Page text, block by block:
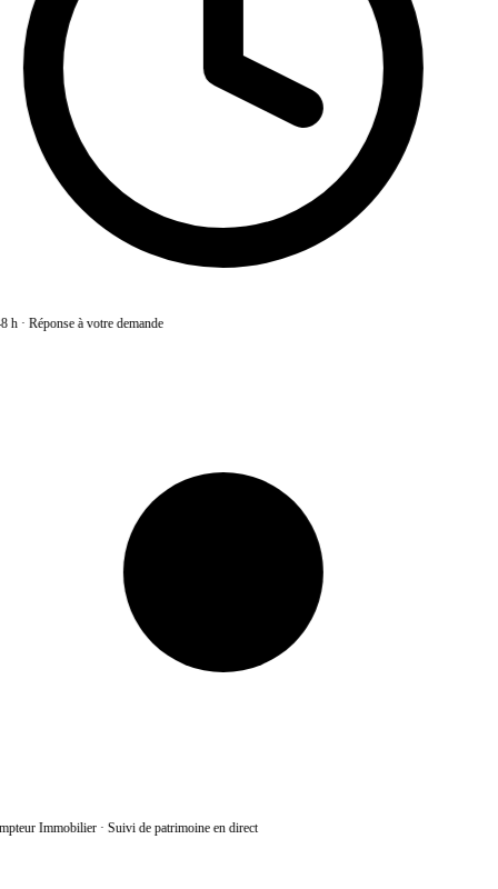
h·Réponse à votre demande
Immobilier·Suivi de patrimoine en direct